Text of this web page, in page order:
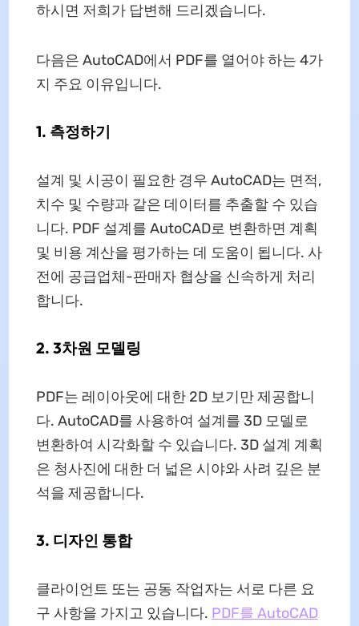
하시면 저희가 답변해 드리겠습니다.
다음은 AutoCAD에서 PDF를 열어야 하는 4가
지 주요 이유입니다.
1. 측정하기
설계 및 시공이 필요한 경우 AutoCAD는 면적,
치수 및 수량과 같은 데이터를 추출할 수 있습
니다. PDF 설계를 AutoCAD로 변환하면 계획
및 비용 계산을 평가하는 데 도움이 됩니다. 사
전에 공급업체-판매자 협상을 신속하게 처리
합니다.
2. 3차원 모델링
PDF는 레이아웃에 대한 2D 보기만 제공합니
다. AutoCAD를 사용하여 설계를 3D 모델로
변환하여 시각화할 수 있습니다. 3D 설계 계획
은 청사진에 대한 더 넓은 시야와 사려 깊은 분
석을 제공합니다.
3. 디자인 통합
클라이언트 또는 공동 작업자는 서로 다른 요
구 사항을 가지고 있습니다. PDF를 AutoCAD